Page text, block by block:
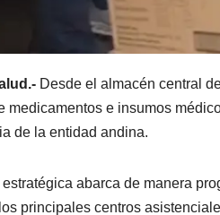
Desde el almacén central
medicamentos e insumos
de la entidad andina.
abarca de manera
principales centros